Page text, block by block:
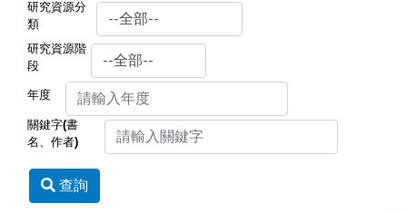
研究資源分
類
研究資源階
段
年度
關鍵字(書
名、作者)
查詢